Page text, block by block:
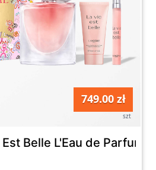
749.00 zł
szt
Belle L'Eau de Parfum